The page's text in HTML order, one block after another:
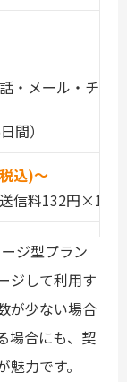
・メール・チャ
間）
込)～
信料132円×10
ジ型プラン
ジして利用す
が少ない場合
場合にも、契
力です。